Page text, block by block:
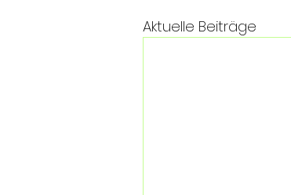
Aktuelle Beiträge